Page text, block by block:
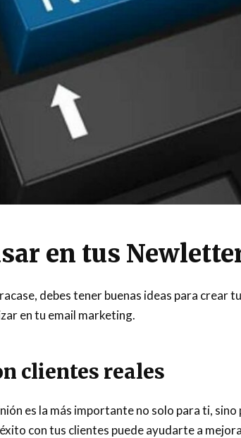
en tus
debes tener buenas ideas para crear
en tu email marketing.
clientes reales
es la más importante no solo para ti,
con tus clientes puede ayudarte a